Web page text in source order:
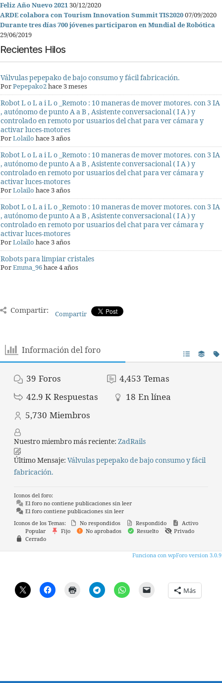
Feliz Año Nuevo 202130/12/2020
ARDE colabora con Tourism Innovation Summit TIS202007/09/2020
Durante tres días 700 jóvenes participaron en Mundial de Robótica
29/06/2019
Recientes Hilos
Válvulas pepepako de bajo consumo y fácil fabricación.
PorPepepako2hace 3 meses
Robot L o L a i L o _Remoto : 10 maneras de mover motores. con 3 IA
, autónomo de punto A a B , Asistente conversacional ( I A ) y
controlado en remoto por usuarios del chat para ver cámara y
activar luces-motores
PorLolailo hace 3 años
Robot L o L a i L o _Remoto : 10 maneras de mover motores. con 3 IA
, autónomo de punto A a B , Asistente conversacional ( I A ) y
controlado en remoto por usuarios del chat para ver cámara y
activar luces-motores
PorLolailo hace 3 años
Robot L o L a i L o _Remoto : 10 maneras de mover motores. con 3 IA
, autónomo de punto A a B , Asistente conversacional ( I A ) y
controlado en remoto por usuarios del chat para ver cámara y
activar luces-motores
PorLolailo hace 3 años
Robots para limpiar cristales
PorEmma_96hace 4 años
Compartir: Compartir
Información del foro
39 Foros 4,453 Temas
42.9 K Respuestas 18 En línea
5,730 Miembros
Nuestro miembro más reciente: ZadRails
Último Mensaje: Válvulas pepepako de bajo consumo y fácil
fabricación.
Iconos del foro:
El foro no contiene publicaciones sin leer
El foro contiene publicaciones sin leer
Iconos de los Temas:
No respondidos Respondido
Activo
Popular
Fijo No aprobados Resuelto
Privado
Cerrado
Funciona con wpForo version 3.0.9
Más